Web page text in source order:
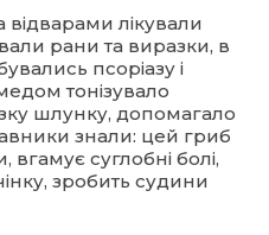
лікували
рани та виразки, в
псоріазу і
тонізувало
шлунку, допомагало
знали: цей гриб
вгамує суглобні болі,
зробить судини